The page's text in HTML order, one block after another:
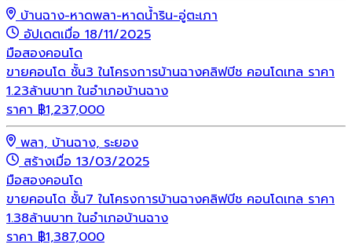
บ้านฉาง-หาดพลา-หาดน้ำริน-อู่ตะเภา
อัปเดตเมื่อ 18/11/2025
มือสองคอนโด
ขายคอนโด ชั้น3 ในโครงการบ้านฉางคลิฟบีช คอนโดเทล ราคา
1.23ล้านบาท ในอำเภอบ้านฉาง
ราคา ฿1,237,000
พลา, บ้านฉาง, ระยอง
สร้างเมื่อ 13/03/2025
มือสองคอนโด
ขายคอนโด ชั้น7 ในโครงการบ้านฉางคลิฟบีช คอนโดเทล ราคา
1.38ล้านบาท ในอำเภอบ้านฉาง
ราคา ฿1,387,000